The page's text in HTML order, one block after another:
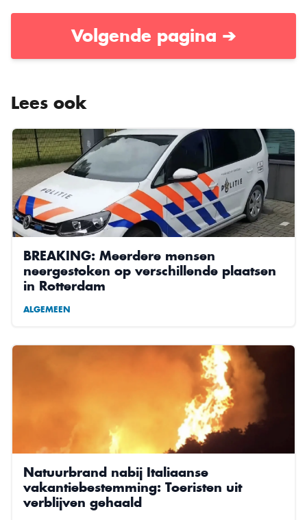
Volgende pagina ➔
Lees ook
BREAKING: Meerdere mensen
neergestoken op verschillende plaatsen
in Rotterdam
ALGEMEEN
Natuurbrand nabij Italiaanse
vakantiebestemming: Toeristen uit
verblijven gehaald